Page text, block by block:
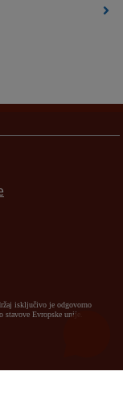
isključivo je odgovorno
Evropske unije.